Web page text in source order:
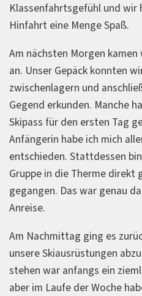
Klassenfahrtsgefühl und
Hinfahrt eine Menge Spaß.
Am nächsten Morgen
an. Unser Gepäck konnten
zwischenlagern und
Gegend erkunden. Manche
Skipass für den ersten Tag
Anfängerin habe ich mich
entschieden. Stattdessen
Gruppe in die Therme
gegangen. Das war genau
Anreise.
Am Nachmittag ging es
unsere Skiausrüstungen
stehen war anfangs ein
aber im Laufe der Woche